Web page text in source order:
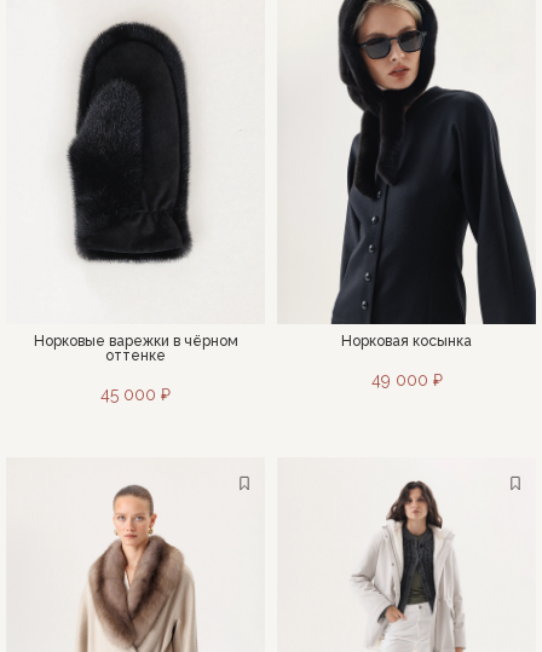
Норковые варежки в чёрном
оттенке
45 000 ₽
Норковая косынка
49 000 ₽